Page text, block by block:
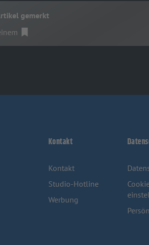
gemerkt
Kontakt
Kontakt
Studio-Hotline
Werbung